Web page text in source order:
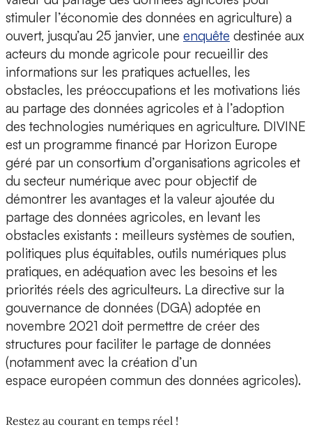
stimuler l’économie des données en agriculture) a
ouvert, jusqu’au 25 janvier, une enquête destinée aux
acteurs du monde agricole pour recueillir des
informations sur les pratiques actuelles, les
obstacles, les préoccupations et les motivations liés
au partage des données agricoles et à l’adoption
des technologies numériques en agriculture. DIVINE
est un programme financé par Horizon Europe
géré par un consortium d’organisations agricoles et
du secteur numérique avec pour objectif de
démontrer les avantages et la valeur ajoutée du
partage des données agricoles, en levant les
obstacles existants : meilleurs systèmes de soutien,
politiques plus équitables, outils numériques plus
pratiques, en adéquation avec les besoins et les
priorités réels des agriculteurs. La directive sur la
gouvernance de données (DGA) adoptée en
novembre 2021 doit permettre de créer des
structures pour faciliter le partage de données
(notamment avec la création d’un
espace européen commun des données agricoles).
Restez au courant en temps réel !